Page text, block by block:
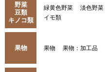
野菜
豆類
キノコ類
緑黄色野菜 淡色野菜
イモ類
果物 果物 果物：加工品